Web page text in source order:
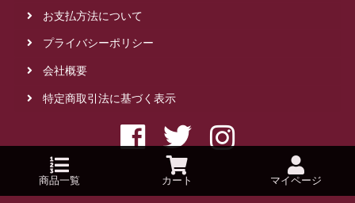
お支払方法について
プライバシーポリシー
会社概要
特定商取引法に基づく表示
商品一覧 カート マイページ